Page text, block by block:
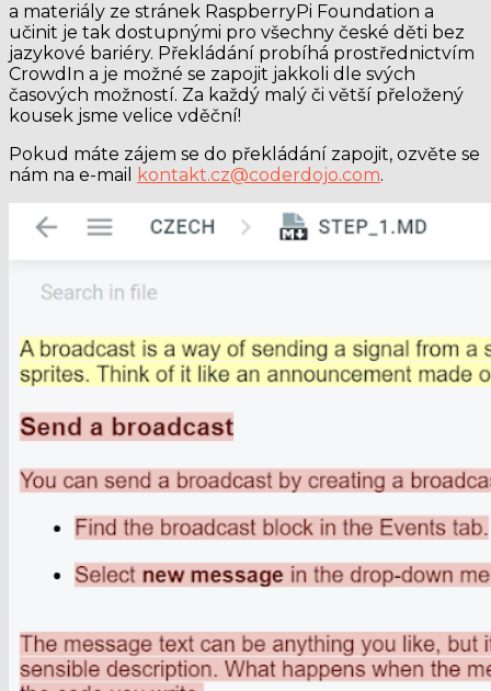
a materiály ze stránek RaspberryPi Foundation a
učinit je tak dostupnými pro všechny české děti bez
jazykové bariéry. Překládání probíhá prostřednictvím
CrowdIn a je možné se zapojit jakkoli dle svých
časových možností. Za každý malý či větší přeložený
kousek jsme velice vděční!
Pokud máte zájem se do překládání zapojit, ozvěte se
nám na e-mail
kontakt.cz@coderdojo.com.